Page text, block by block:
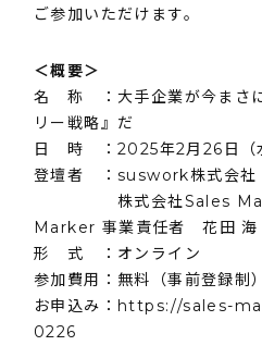
ご参加いただけます。
＜概要＞
名 称 ：大手企業が今まさ
リー戦略』だ
日 時 ：2025年2月26日（
登壇者 ：suswork株式会社
株式会社Sales
Marker 事業責任者 花田 海
形 式 ：オンライン
参加費用：無料（事前登録制）
お申込み： https://sales-
0226